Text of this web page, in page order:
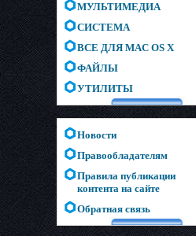
МУЛЬТИМЕДИА
СИСТЕМА
ВСЕ ДЛЯ MAC OS X
ФАЙЛЫ
УТИЛИТЫ
Новости
Правообладателям
Правила публикации
контента на сайте
Обратная связь